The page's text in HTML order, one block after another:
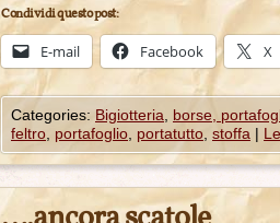
Condividi questo post:
E-mail Facebook X
Categories: Bigiotteria borse,
feltro portafoglio portatutto stoffa |